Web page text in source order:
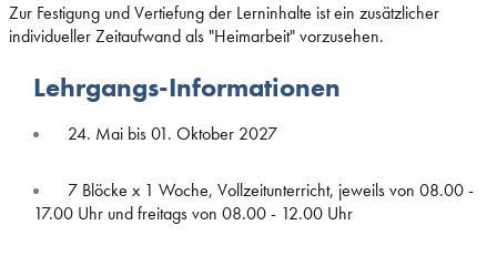
Zur Festigung und Vertiefung der Lerninhalte ist ein zusätzlicher
individueller Zeitaufwand als "Heimarbeit" vorzusehen.
Lehrgangs-Informationen
24. Mai bis 01. Oktober 2027
7 Blöcke x 1 Woche, Vollzeitunterricht, jeweils von 08.00 -
17.00 Uhr und freitags von 08.00 - 12.00 Uhr